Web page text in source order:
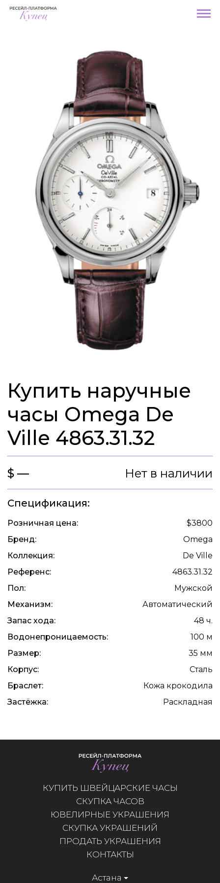
Купить наручные
часы Omega De
Ville 4863.31.32
$ — Нет в наличии
Спецификация:
Розничная цена:
$3800
Бренд:
Omega
Коллекция:
De Ville
Референс:
4863.31.32
Пол:
Мужской
Механизм:
Автоматический
Запас хода:
48 ч.
Водонепроницаемость:
100 м
Размер:
35 мм
Корпус:
Сталь
Браслет:
Кожа крокодила
Застёжка:
Раскладная
КУПИТЬ ШВЕЙЦАРСКИЕ ЧАСЫ
СКУПКА ЧАСОВ
ЮВЕЛИРНЫЕ УКРАШЕНИЯ
СКУПКА УКРАШЕНИЙ
ПРОДАТЬ УКРАШЕНИЯ
КОНТАКТЫ
Астана